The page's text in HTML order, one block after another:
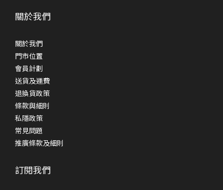
關於我們
關於我們
門市位置
會員計劃
送貨及運費
退換貨政策
條款與細則
私隱政策
常見問題
推廣條款及細則
訂閱我們